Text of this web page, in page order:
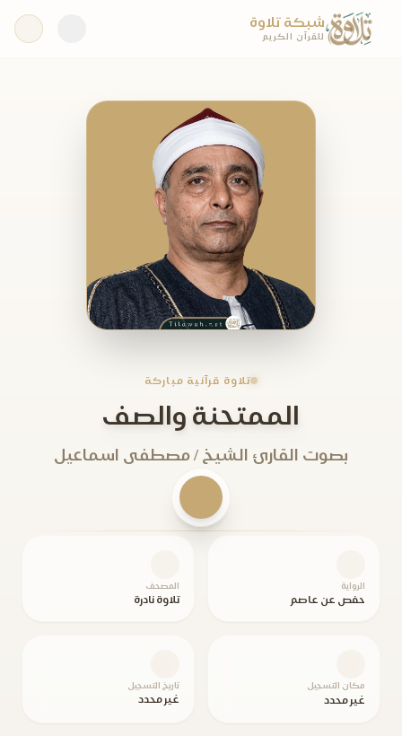
شبكة تلاوة
للقرآن الكريم
تلاوة قرآنية مباركة
الممتحنة والصف
بصوت القارئ الشيخ / مصطفى اسماعيل
الرواية
حفص عن عاصم
المصحف
تلاوة نادرة
مكان التسجيل
غير محدد
تاريخ التسجيل
غير محدد